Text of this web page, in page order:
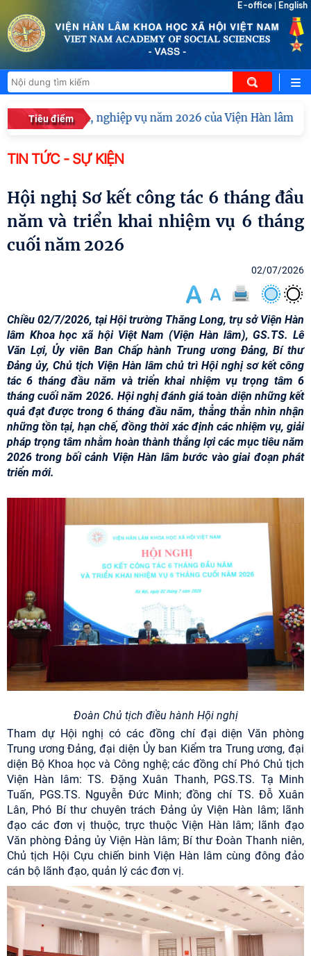
E-office English
Tiêu điểm
môn, nghiệp vụ năm 2026 của Viện Hàn lâm Khoa
TIN TỨC - SỰ KIỆN
Hội nghị Sơ kết công tác 6 tháng đầu
năm và triển khai nhiệm vụ 6 tháng
cuối năm 2026
02/07/2026
Chiều 02/7/2026, tại Hội trường Thăng Long, trụ sở Viện Hàn
lâm Khoa học xã hội Việt Nam (Viện Hàn lâm), GS.TS. Lê
Văn Lợi, Ủy viên Ban Chấp hành Trung ương Đảng, Bí thư
Đảng ủy, Chủ tịch Viện Hàn lâm chủ trì Hội nghị sơ kết công
tác 6 tháng đầu năm và triển khai nhiệm vụ trọng tâm 6
tháng cuối năm 2026. Hội nghị đánh giá toàn diện những kết
quả đạt được trong 6 tháng đầu năm, thẳng thắn nhìn nhận
những tồn tại, hạn chế, đồng thời xác định các nhiệm vụ, giải
pháp trọng tâm nhằm hoàn thành thắng lợi các mục tiêu năm
2026 trong bối cảnh Viện Hàn lâm bước vào giai đoạn phát
triển mới.
Đoàn Chủ tịch điều hành Hội nghị
Tham dự Hội nghị có các đồng chí đại diện Văn phòng
Trung ương Đảng, đại diện Ủy ban Kiểm tra Trung ương, đại
diện Bộ Khoa học và Công nghệ; các đồng chí Phó Chủ tịch
Viện Hàn lâm: TS. Đặng Xuân Thanh, PGS.TS. Tạ Minh
Tuấn, PGS.TS. Nguyễn Đức Minh; đồng chí TS. Đỗ Xuân
Lân, Phó Bí thư chuyên trách Đảng ủy Viện Hàn lâm; lãnh
đạo các đơn vị thuộc, trực thuộc Viện Hàn lâm; lãnh đạo
Văn phòng Đảng ủy Viện Hàn lâm; Bí thư Đoàn Thanh niên,
Chủ tịch Hội Cựu chiến binh Viện Hàn lâm cùng đông đảo
cán bộ lãnh đạo, quản lý các đơn vị.